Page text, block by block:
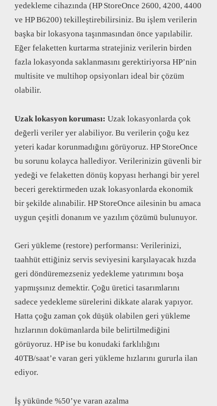
yedekleme cihazında (HP StoreOnce 2600, 4200, 4400
ve HP B6200) tekilleştirebilirsiniz. Bu işlem verilerin
başka bir lokasyona taşınmasından önce yapılabilir.
Eğer felaketten kurtarma stratejiniz verilerin birden
fazla lokasyonda saklanmasını gerektiriyorsa HP’nin
multisite ve multihop opsiyonları ideal bir çözüm
olabilir.
Uzak lokasyon koruması: Uzak lokasyonlarda çok
değerli veriler yer alabiliyor. Bu verilerin çoğu kez
yeteri kadar korunmadığını görüyoruz. HP StoreOnce
bu sorunu kolayca hallediyor. Verilerinizin güvenli bir
yedeği ve felaketten dönüş kopyası herhangi bir yerel
beceri gerektirmeden uzak lokasyonlarda ekonomik
bir şekilde alınabilir. HP StoreOnce ailesinin bu amaca
uygun çeşitli donanım ve yazılım çözümü bulunuyor.
Geri yükleme (restore) performansı: Verilerinizi,
taahhüt ettiğiniz servis seviyesini karşılayacak hızda
geri döndüremezseniz yedekleme yatırımını boşa
yapmışsınız demektir. Çoğu üretici tasarımlarını
sadece yedekleme sürelerini dikkate alarak yapıyor.
Hatta çoğu zaman çok düşük olabilen geri yükleme
hızlarının dokümanlarda bile belirtilmediğini
görüyoruz. HP ise bu konudaki farklılığını
40TB/saat’e varan geri yükleme hızlarını gururla ilan
ediyor.
İş yükünde %50’ye varan azalma